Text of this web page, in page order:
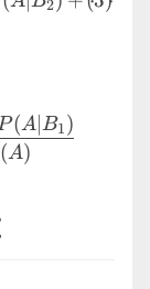
2
(A)
(A∣ B1)